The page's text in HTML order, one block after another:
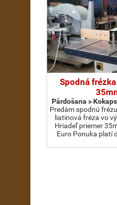
Spodná
Pārdošana >
Predám spodnú
liatinová fréza vo
Hriadeľ priemer
Euro Ponuka platí